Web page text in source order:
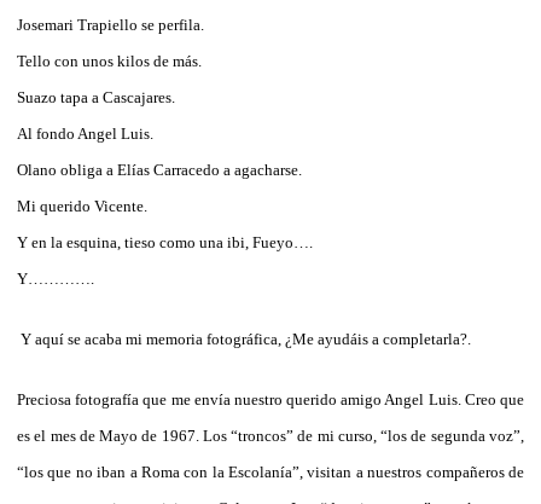
Josemari Trapiello se perfila.
Tello con unos kilos de más.
Suazo tapa a Cascajares.
Al fondo Angel Luis.
Olano obliga a Elías Carracedo a agacharse.
Mi querido Vicente.
Y en la esquina, tieso como una ibi, Fueyo….
Y………….
Y aquí se acaba mi memoria fotográfica, ¿Me ayudáis a completarla?.
Preciosa fotografía que me envía nuestro querido amigo Angel Luis. Creo que
es el mes de Mayo de 1967. Los “troncos” de mi curso, “los de segunda voz”,
“los que no iban a Roma con la Escolanía”, visitan a nuestros compañeros de